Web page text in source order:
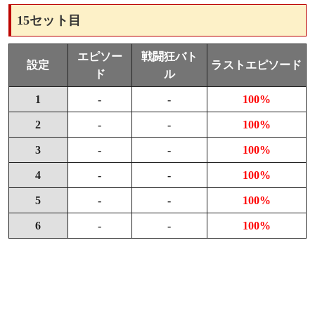
15セット目
設定
エピソー
ド
戦闘狂バト
ル
ラストエピソード
1 - - 100%
2 - - 100%
3 - - 100%
4 - - 100%
5 - - 100%
6 - - 100%